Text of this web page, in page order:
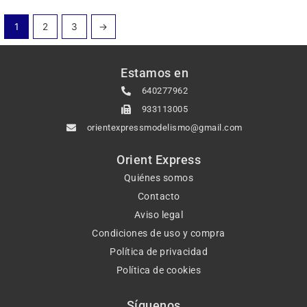
1 2 3 →
Estamos en
640277962
933113005
orientexpressmodelismo@gmail.com
Orient Express
Quiénes somos
Contacto
Aviso legal
Condiciones de uso y compra
Política de privacidad
Política de cookies